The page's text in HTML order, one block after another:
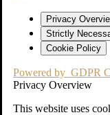
Privacy
Strictly
Cookie Policy
Powered by GDPR
Privacy Overview
This website uses